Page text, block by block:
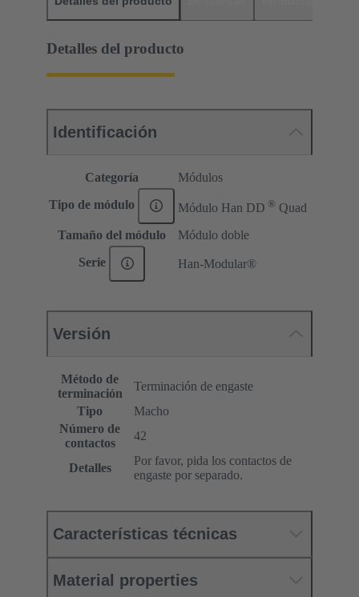
Detalles del producto
Identificación
Categoría Módulos
Tipo de módulo Módulo Han DD ® Quad
Tamaño del módulo
Módulo doble
Serie Han-Modular®
Versión
Método de
terminación
Terminación de engaste
Tipo
Macho
Número de
contactos
42
Detalles
Por favor, pida los contactos de
engaste por separado.
Características técnicas
Material properties